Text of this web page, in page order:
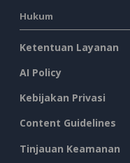
Hukum
Ketentuan Layanan
AI Policy
Kebijakan Privasi
Content Guidelines
Tinjauan Keamanan